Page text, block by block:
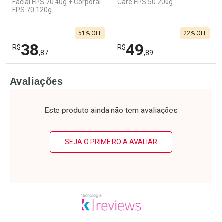
Facial FPS 70 40g + Corporal
FPS 70 120g
R$38,87
51% OFF
Laboratório
Por Menos
Care FPS 50 200g
R$49,89
22% OFF
Laboratório
Por Menos
Avaliações
Este produto ainda não tem avaliações
SEJA O PRIMEIRO A AVALIAR